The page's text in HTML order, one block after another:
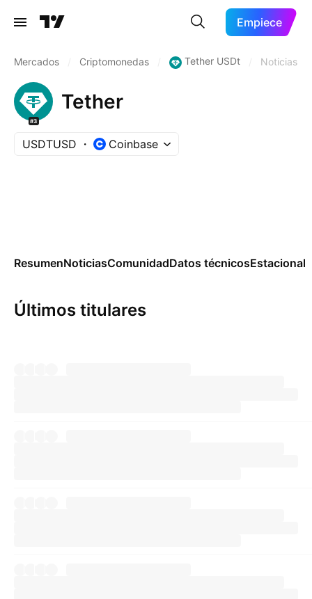
Empiece
Mercados Criptomonedas Tether USDt Noticias
#3
Tether
USDTUSD Coinbase
ResumenNoticiasComunidadDatos técnicos
Últimos titulares